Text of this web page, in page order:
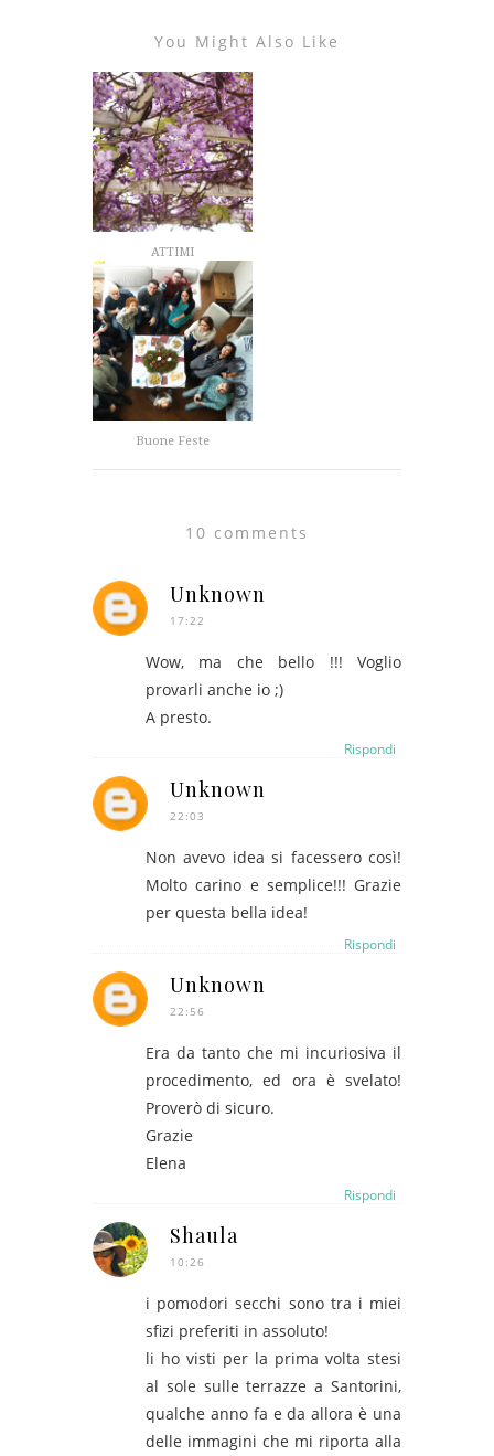
You Might Also Like
ATTIMI
Buone Feste
10 comments
Unknown
17:22
Wow, ma che bello !!! Voglio
provarli anche io ;)
A presto.
Rispondi
Unknown
22:03
Non avevo idea si facessero così!
Molto carino e semplice!!! Grazie
per questa bella idea!
Rispondi
Unknown
22:56
Era da tanto che mi incuriosiva il
procedimento, ed ora è svelato!
Proverò di sicuro.
Grazie
Elena
Rispondi
Shaula
10:26
i pomodori secchi sono tra i miei
sfizi preferiti in assoluto!
li ho visti per la prima volta stesi
al sole sulle terrazze a Santorini,
qualche anno fa e da allora è una
delle immagini che mi riporta alla